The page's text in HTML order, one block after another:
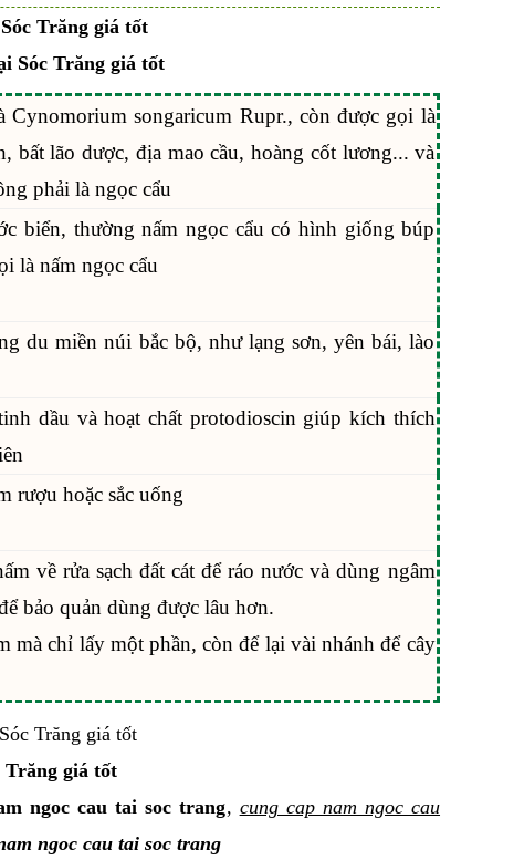
Sóc Trăng giá tốt
Cynomorium songaricum Rupr., còn được gọi là
bất lão dược, địa mao cầu, hoàng cốt lương... và
phải là ngọc cẩu
biển, thường nấm ngọc cẩu có hình giống búp
là nấm ngọc cẩu
du miền núi bắc bộ, như lạng sơn, yên bái, lào
dầu và hoạt chất protodioscin giúp kích thích
rượu hoặc sắc uống
về rửa sạch đất cát để ráo nước và dùng ngâm
bảo quản dùng được lâu hơn.
chỉ lấy một phần, còn để lại vài nhánh để cây
Trăng giá tốt
ngoc cau tai soc trang, cung cap nam ngoc cau
ngoc cau tai soc trang